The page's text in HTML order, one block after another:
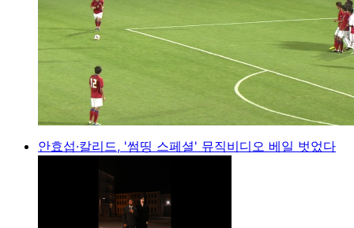
안효섭·칼리드, '썸띵 스페셜' 뮤직비디오 베일 벗었다